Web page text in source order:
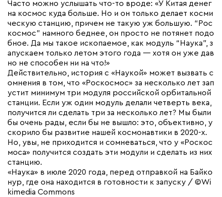
Часто можно услышать что-то вроде: «У Китая денег
на космос куда больше. Но и он только делает косми
ческую станцию, причем не такую уж большую. “Рос
космос” намного беднее, он просто не потянет подо
бное. Да мы такое ископаемое, как модуль “Наука”, з
апускаем только летом этого года — хотя он уже дав
но не способен ни на что!»
Действительно, история с «Наукой» может вызвать с
омнения в том, что «Роскосмос» за несколько лет зап
устит минимум три модуля российской орбитальной
станции. Если уж один модуль делали четверть века,
получится ли сделать три за несколько лет? Мы были
бы очень рады, если бы не вышло: это, объективно, у
скорило бы развитие нашей космонавтики в 2020-х.
Но, увы, не приходится и сомневаться, что у «Роскос
моса» получится создать эти модули и сделать из них
станцию.
«Наука» в июле 2020 года, перед отправкой на Байко
нур, где она находится в готовности к запуску / ©Wi
kimedia Commons